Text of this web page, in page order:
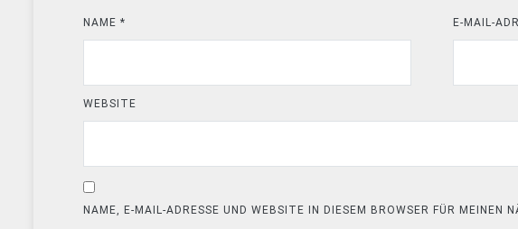
NAME * E-MAIL-
WEBSITE
NAME, E-MAIL-ADRESSE UND WEBSITE IN DIESEM BROWSER FÜR MEINEN